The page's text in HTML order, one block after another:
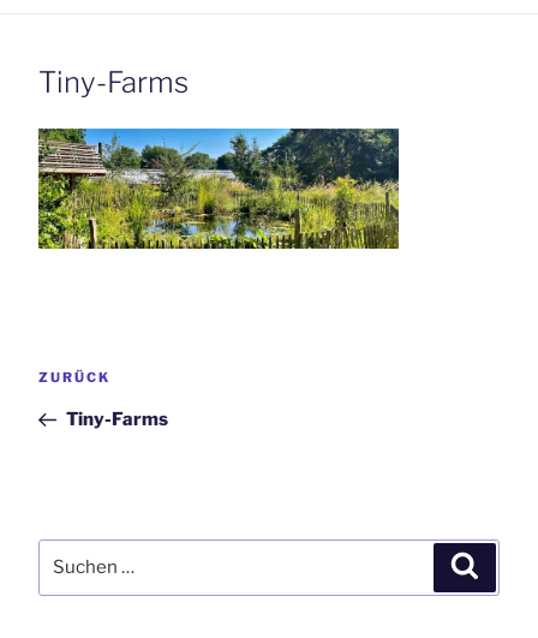
Tiny-Farms
Vorheriger
ZURÜCK
Tiny-Farms
nach: